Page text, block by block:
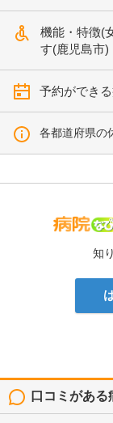
機能・特徴(
す(鹿児島市)
予約ができ
各都道府県の
知
口コミがある